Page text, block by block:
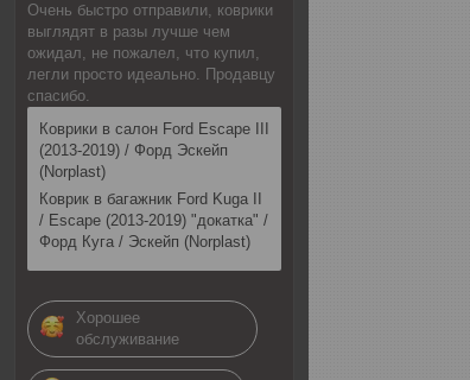
Очень быстро отправили, коврики
выглядят в разы лучше чем
ожидал, не пожалел, что купил,
легли просто идеально. Продавцу
спасибо.
Коврики в салон Ford Escape III
(2013-2019) / Форд Эскейп
(Norplast)
Коврик в багажник Ford Kuga II
/ Escape (2013-2019) "докатка" /
Форд Куга / Эскейп (Norplast)
Хорошее
обслуживание